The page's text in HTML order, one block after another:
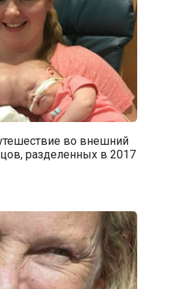
во внешний
разделенных в 2017